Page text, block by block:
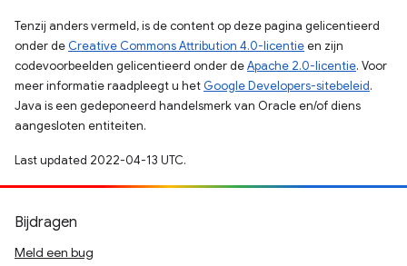
Tenzij anders vermeld, is de content op deze pagina gelicentieerd
onder de Creative Commons Attribution 4.0-licentieen zijn
codevoorbeelden gelicentieerd onder deApache 2.0-licentie. Voor
meer informatie raadpleegt u het Google Developers-sitebeleid.
Java is een gedeponeerd handelsmerk van Oracle en/of diens
aangesloten entiteiten.
Last updated 2022-04-13 UTC.
Bijdragen
Meld een bug